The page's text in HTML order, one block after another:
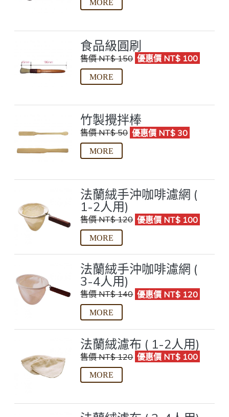
食品級圓刷
售價 NT$ 150 優惠價 NT$ 100
竹製攪拌棒
售價 NT$ 50 優惠價 NT$ 30
法蘭絨手沖咖啡濾網 (
1-2人用)
售價 NT$ 120 優惠價 NT$ 100
法蘭絨手沖咖啡濾網 (
3-4人用)
售價 NT$ 140 優惠價 NT$ 120
法蘭絨濾布 ( 1-2人用)
售價 NT$ 120 優惠價 NT$ 100